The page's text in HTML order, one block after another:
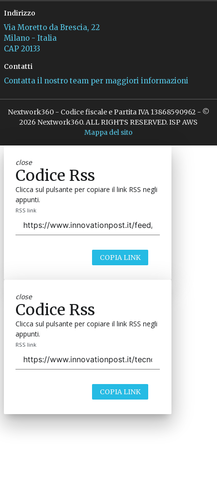
Indirizzo
Via Moretto da Brescia, 22
Milano - Italia
CAP 20133
Contatti
Contatta il nostro team per maggiori informazioni
Nextwork360 - Codice fiscale e Partita IVA 13868590962 - ©
2026 Nextwork360. ALL RIGHTS RESERVED. ISP AWS
Mappa del sito
close
Codice Rss
Clicca sul pulsante per copiare il link RSS negli
appunti.
RSS link
COPIA LINK
close
Codice Rss
Clicca sul pulsante per copiare il link RSS negli
appunti.
RSS link
COPIA LINK